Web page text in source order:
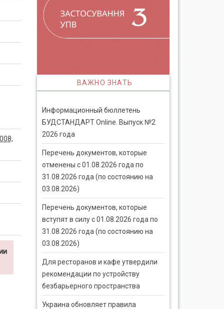
ВАЖНО ЗНАТЬ
Информационный бюллетень
БУДСТАНДАРТ Online. Выпуск №2
2026 года
Перечень документов, которые
отменены с 01.08.2026 года по
31.08.2026 года (по состоянию на
03.08.2026)
Перечень документов, которые
вступят в силу с 01.08.2026 года по
31.08.2026 года (по состоянию на
03.08.2026)
Для ресторанов и кафе утвердили
рекомендации по устройству
безбарьерного пространства
Украина обновляет правила